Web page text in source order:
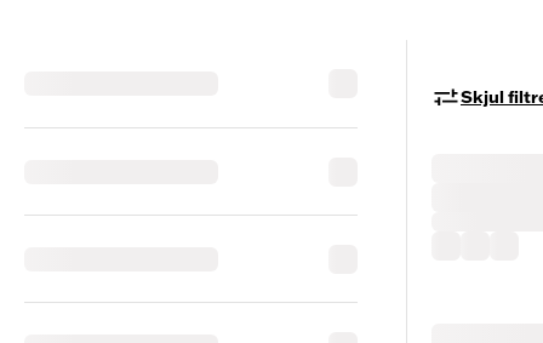
Skjul